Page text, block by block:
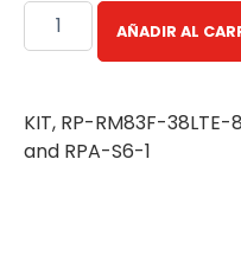
AÑADIR AL
KIT, RP-RM83F-
and RPA-S6-1